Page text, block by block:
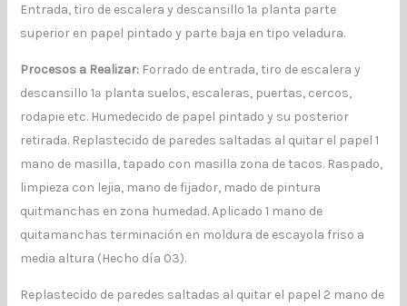
Entrada, tiro de escalera y descansillo 1ª planta parte
superior en papel pintado y parte baja en tipo veladura.
Procesos a Realizar: Forrado de entrada, tiro de escalera y
descansillo 1ª planta suelos, escaleras, puertas, cercos,
rodapie etc. Humedecido de papel pintado y su posterior
retirada. Replastecido de paredes saltadas al quitar el papel 1
mano de masilla, tapado con masilla zona de tacos. Raspado,
limpieza con lejia, mano de fijador, mado de pintura
quitmanchas en zona humedad. Aplicado 1 mano de
quitamanchas terminación en moldura de escayola friso a
media altura (Hecho día 03).
Replastecido de paredes saltadas al quitar el papel 2 mano de